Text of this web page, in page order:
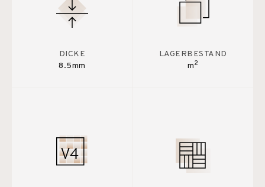
DICKE
8.5mm
LAGERBESTAND
m2